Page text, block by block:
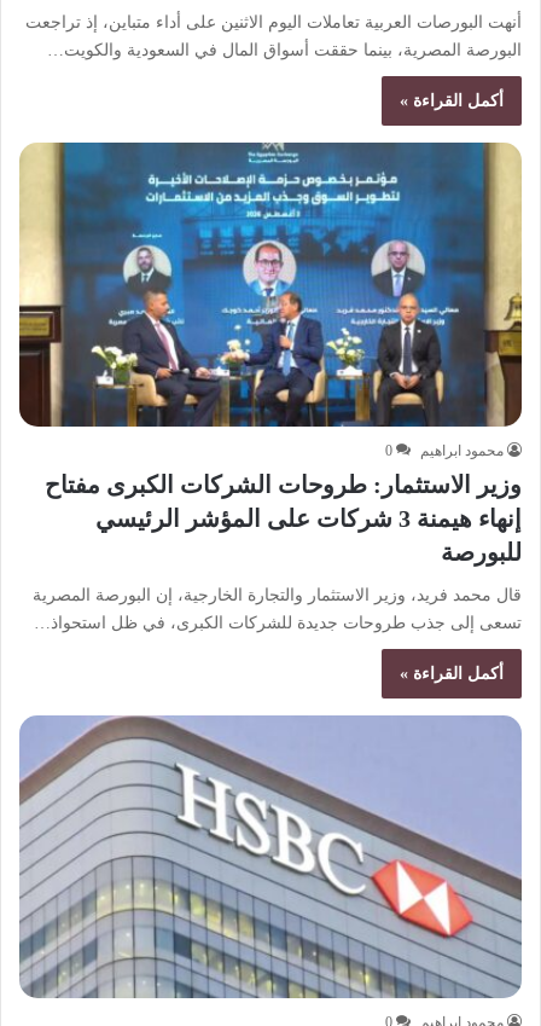
أنهت البورصات العربية تعاملات اليوم الاثنين على أداء متباين، إذ تراجعت
البورصة المصرية، بينما حققت أسواق المال في السعودية والكويت…
أكمل القراءة »
محمود ابراهيم 0
وزير الاستثمار: طروحات الشركات الكبرى مفتاح
إنهاء هيمنة 3 شركات على المؤشر الرئيسي
للبورصة
قال محمد فريد، وزير الاستثمار والتجارة الخارجية، إن البورصة المصرية
تسعى إلى جذب طروحات جديدة للشركات الكبرى، في ظل استحواذ…
أكمل القراءة »